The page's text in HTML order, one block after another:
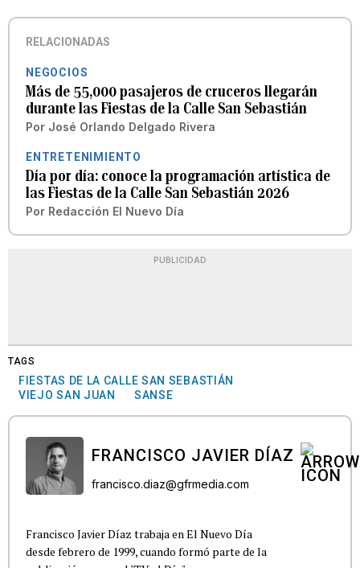
RELACIONADAS
NEGOCIOS
Más de 55,000 pasajeros de cruceros llegarán
durante las Fiestas de la Calle San Sebastián
Por José Orlando Delgado Rivera
ENTRETENIMIENTO
Día por día: conoce la programación artística de
las Fiestas de la Calle San Sebastián 2026
Por Redacción El Nuevo Día
PUBLICIDAD
TAGS
FIESTAS DE LA CALLE SAN SEBASTIÁN
VIEJO SAN JUAN
SANSE
FRANCISCO JAVIER DÍAZ
francisco.diaz@gfrmedia.com
Francisco Javier Díaz trabaja en El Nuevo Día
desde febrero de 1999, cuando formó parte de la